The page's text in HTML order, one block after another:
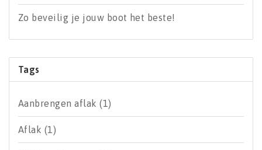
Zo beveilig je jouw boot het beste!
Tags
Aanbrengen aflak(1)
Aflak (1)